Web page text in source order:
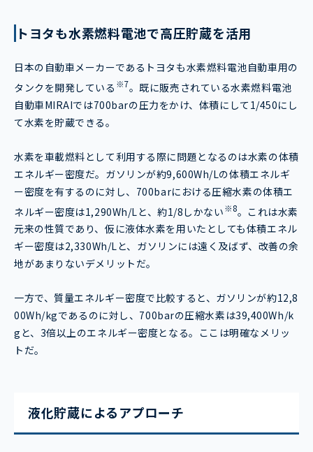
トヨタも水素燃料電池で高圧貯蔵を活用
日本の自動車メーカーであるトヨタも水素燃料電池自動車用の
タンクを開発している ※7。既に販売されている水素燃料電池
自動車MIRAIでは700barの圧力をかけ、体積にして1/450にし
て水素を貯蔵できる。
水素を車載燃料として利用する際に問題となるのは水素の体積
エネルギー密度だ。ガソリンが約9,600Wh/Lの体積エネルギ
ー密度を有するのに対し、700barにおける圧縮水素の体積エ
ネルギー密度は1,290Wh/Lと、約1/8しかない※8。これは水素
元来の性質であり、仮に液体水素を用いたとしても体積エネル
ギー密度は2,330Wh/Lと、ガソリンには遠く及ばず、改善の余
地があまりないデメリットだ。
一方で、質量エネルギー密度で比較すると、ガソリンが約12,8
00Wh/kgであるのに対し、700barの圧縮水素は39,400Wh/k
gと、3倍以上のエネルギー密度となる。ここは明確なメリッ
トだ。
液化貯蔵によるアプローチ